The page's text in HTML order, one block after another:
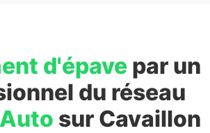
d'épavepar un
du réseau
sur Cavaillon